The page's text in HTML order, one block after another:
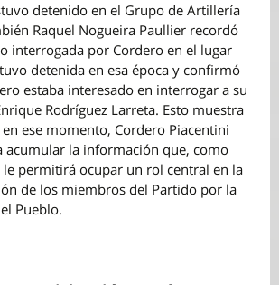
detenido en el Grupo de Artillería
Raquel Nogueira Paullier recordó
interrogada por Cordero en el lugar
detenida en esa época y confirmó
estaba interesado en interrogar a su
Rodríguez Larreta. Esto muestra
ese momento, Cordero Piacentini
acumular la información que, como
le permitirá ocupar un rol central en la
de los miembros del Partido por la
Pueblo.